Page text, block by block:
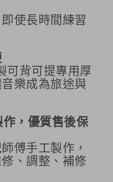
使長時間練習
可背可提專用厚
樂成為旅途與
，優質售後保
傅手工製作，
、調整、補修